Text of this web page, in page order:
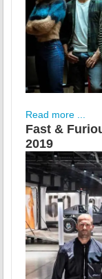
Read more ...
Fast &
2019